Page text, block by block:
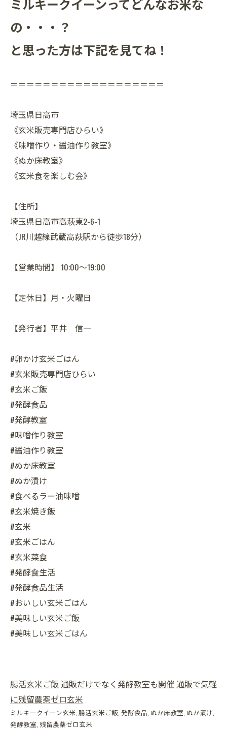
ミルキークイーンってどんなお米な
の・・・？
と思った方は下記を見てね！
＝＝＝＝＝＝＝＝＝＝＝＝＝＝＝＝＝＝＝
埼玉県日高市
《玄米販売専門店ひらい》
《味噌作り・醤油作り教室》
《ぬか床教室》
《玄米食を楽しむ会》
【住所】
埼玉県日高市高萩東2-6-1
（JR川越線武蔵高萩駅から徒歩18分）
【営業時間】 10:00～19:00
【定休日】月・火曜日
【発行者】平井 信一
#卵かけ玄米ごはん
#玄米販売専門店ひらい
#玄米ご飯
#発酵食品
#発酵教室
#味噌作り教室
#醤油作り教室
#ぬか床教室
#ぬか漬け
#食べるラー油味噌
#玄米焼き飯
#玄米
#玄米ごはん
#玄米菜食
#発酵食生活
#発酵食品生活
#おいしい玄米ごはん
#美味しい玄米ご飯
#美味しい玄米ごはん
腸活玄米ご飯 通販だけでなく発酵教室も開催通販で気軽
に残留農薬ゼロ玄米
ミルキークイーン玄米 腸活玄米ご飯 発酵食品 ぬか床教室 ぬか漬け
発酵教室 残留農薬ゼロ玄米